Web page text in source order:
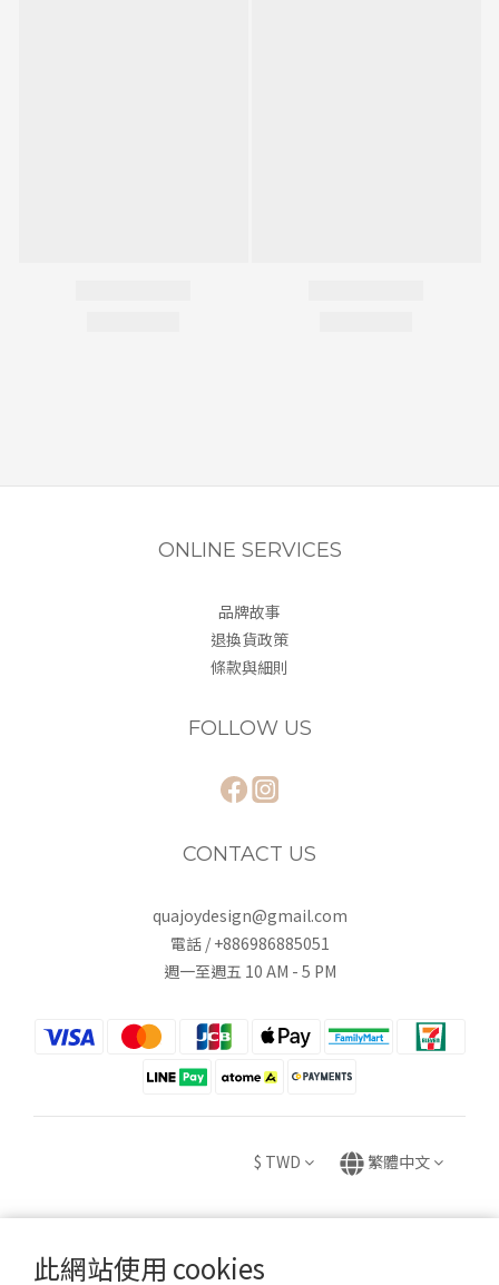
此網站使用 cookies
ONLINE SERVICES
品牌故事
退換貨政策
條款與細則
FOLLOW US
CONTACT US
quajoydesign@gmail.com
電話 / +886986885051
週一至週五 10 AM - 5 PM
$ TWD 繁體中文
Copyright © 2020 HUEI YING INTERNATIONAL TRADE CO., LTD.